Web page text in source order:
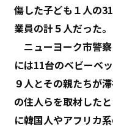
傷した子ども１人の
業員の計５人だった。
ニューヨーク市警
には11台のベビーベ
９人とその親たちが
の住人らを取材した
に韓国人やアフリカ